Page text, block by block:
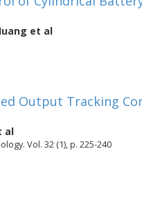
et al
Output Tracking
al
Vol. 32 (1), p. 225-240